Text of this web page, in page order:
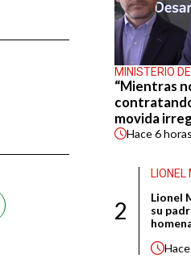
MINISTERIO
“Mientras
movida
Hace6 horas
2
LIONEL
Lionel
su